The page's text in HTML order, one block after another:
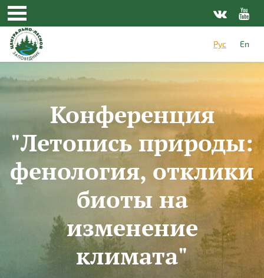
Перейти к основному содержанию
Рус
En
Конференция
"Летопись природы:
фенология, отклики
биоты на
изменение
климата"